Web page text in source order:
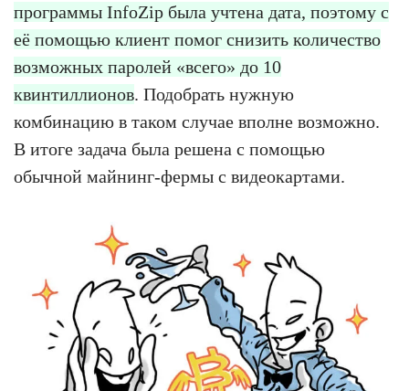
программы InfoZip была учтена дата, поэтому с
её помощью клиент помог снизить количество
возможных паролей «всего» до 10
квинтиллионов. Подобрать нужную
комбинацию в таком случае вполне возможно.
В итоге задача была решена с помощью
обычной майнинг-фермы с видеокартами.